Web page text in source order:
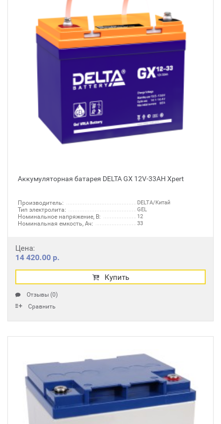
Аккумуляторная батарея DELTA GX 12V-33AH Xpert
Производитель: DELTA/Китай
Тип электролита: GEL
Номинальное напряжение, В: 12
Номинальная емкость, Ач: 33
Цена:
14 420.00 р.
Купить
Отзывы (0)
Сравнить